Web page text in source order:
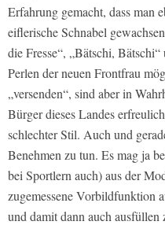
Erfahrung gemacht, dass man
eiflerische Schnabel
die Fresse“, „Bätschi,
Perlen der neuen Frontfrau
„versenden“, sind aber in
Bürger dieses Landes
schlechter Stil. Auch und
Benehmen zu tun. Es mag ja
bei Sportlern auch) aus der
zugemessene Vorbildfunktion
und damit dann auch